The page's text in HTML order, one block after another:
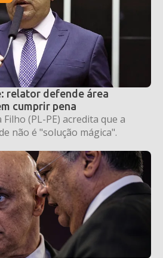
relator defende área
cumprir pena
(PL-PE) acredita que a
não é "solução mágica".